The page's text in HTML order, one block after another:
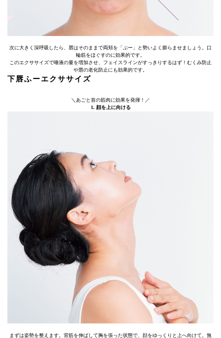
次に大きく深呼吸したら、唇はそのままで両頬を「ぷー」と勢いよく膨らませましょう。口
輪筋をほぐすのに効果的です。
このエクササイズで唾液の量を増加させ、フェイスラインがすっきりするはず！むくみ防止
や唇の老化防止にも効果的です。
下唇ふーエクササイズ
＼あごと首の筋肉に効果を発揮！／
1. 顔を上に向ける
まずは姿勢を整えます。背筋を伸ばして胸を張った状態で、顔をゆっくりと上へ向けて。無